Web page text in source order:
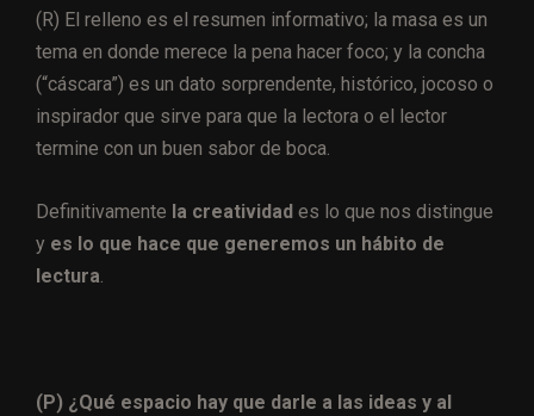
(R) El relleno es el resumen informativo; la masa es un
tema en donde merece la pena hacer foco; y la concha
(“cáscara”) es un dato sorprendente, histórico, jocoso o
inspirador que sirve para que la lectora o el lector
termine con un buen sabor de boca.
Definitivamente la creatividad es lo que nos distingue
y es lo que hace que generemos un hábito de
lectura.
(P) ¿Qué espacio hay que darle a las ideas y al